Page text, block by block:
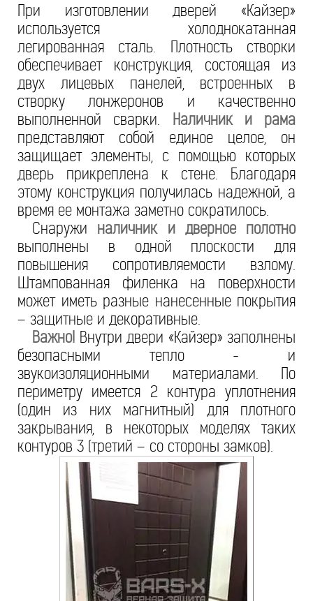
При изготовлении дверей «Кайзер»
используется холоднокатанная
легированная сталь. Плотность створки
обеспечивает конструкция, состоящая из
двух лицевых панелей, встроенных в
створку лонжеронов и качественно
выполненной сварки.
Наличник и рама
представляют собой единое целое, он
защищает элементы, с помощью которых
дверь прикреплена к стене. Благодаря
этому конструкция получилась надежной, а
время ее монтажа заметно сократилось.
Снаружи наличник и дверное полотно
выполнены в одной плоскости для
повышения сопротивляемости взлому.
Штампованная филенка на поверхности
может иметь разные нанесенные покрытия
– защитные и декоративные.
Важно! Внутри двери «Кайзер» заполнены
безопасными тепло - и
звукоизоляционными материалами. По
периметру имеется 2 контура уплотнения
(один из них магнитный) для плотного
закрывания, в некоторых моделях таких
контуров 3 (третий – со стороны замков).